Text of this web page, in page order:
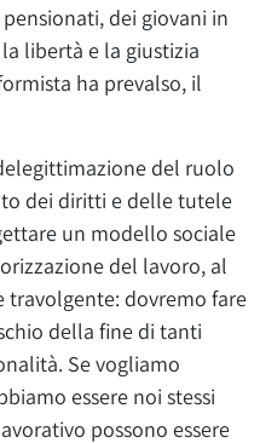
dei giovani in
libertà e la giustizia
ha prevalso, il
del ruolo
dei diritti e delle tutele
un modello sociale
del lavoro, al
travolgente: dovremo fare
della fine di tanti
Se vogliamo
essere noi stessi
possono essere